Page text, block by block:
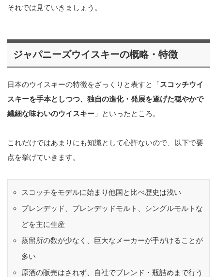
それでは見ていきましょう。
ジャパニーズウイスキーの概略・特徴
日本のウイスキーの特徴をざっくりと表すと「スコッチウイ
スキーを手本としつつ、独自の進化・発展を遂げた穏やかで
繊細な味わいのウイスキー 」といったところ。
これだけではあまりにも知識として心許ないので、以下で要
点を挙げていきます。
スコッチをモデルに始まり他国と比べ歴史は浅い
ブレンデッド、ブレンデッドモルト、シングルモルトな
どを主に生産
蒸留所の数が少なく、巨大なメーカーが手がけることが
多い
原酒の販売はされず、自社でブレンド・瓶詰めまで行う